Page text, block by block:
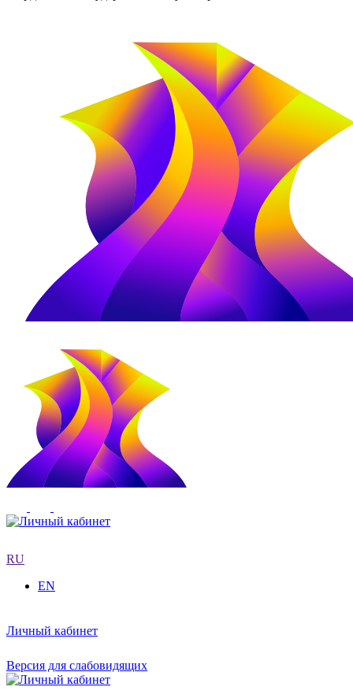
RU
EN
Личный кабинет
Версия для слабовидящих